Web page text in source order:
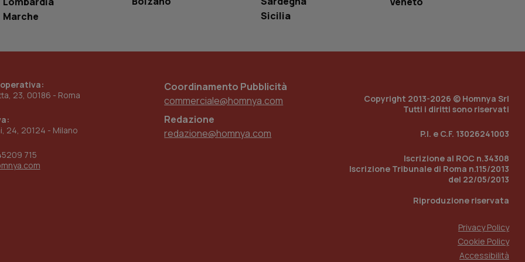
Marche
Sicilia
23, 00186 - Roma
24, 20124 - Milano
715
Coordinamento Pubblicità
commerciale@homnya.com
Redazione
redazione@homnya.com
Copyright 2013-2026 © Homnya Srl
Tutti i diritti sono riservati
P.I. e C.F. 13026241003
Iscrizione al ROC n.34308
Iscrizione Tribunale di Roma n.115/2013
del 22/05/2013
Riproduzione riservata
Privacy Policy
Cookie Policy
Accessibilità
sistema di tracking solo in caso di utenti loggato con identity